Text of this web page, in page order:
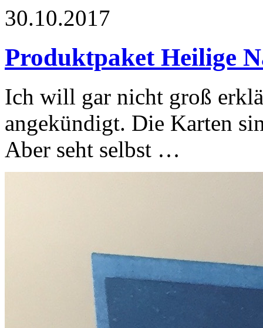
30.10.2017
Produktpaket Heilige
Ich will gar nicht groß
angekündigt. Die Karten
Aber seht selbst …